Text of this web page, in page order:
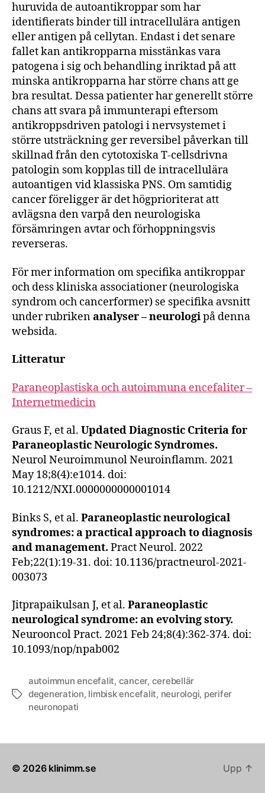
huruvida de autoantikroppar som har
identifierats binder till intracellulära antigen
eller antigen på cellytan. Endast i det senare
fallet kan antikropparna misstänkas vara
patogena i sig och behandling inriktad på att
minska antikropparna har större chans att ge
bra resultat. Dessa patienter har generellt större
chans att svara på immunterapi eftersom
antikroppsdriven patologi i nervsystemet i
större utsträckning ger reversibel påverkan till
skillnad från den cytotoxiska T-cellsdrivna
patologin som kopplas till de intracellulära
autoantigen vid klassiska PNS. Om samtidig
cancer föreligger är det högprioriterat att
avlägsna den varpå den neurologiska
försämringen avtar och förhoppningsvis
reverseras.
För mer information om specifika antikroppar
och dess kliniska associationer (neurologiska
syndrom och cancerformer) se specifika avsnitt
under rubrikenanalyser – neurologipå denna
websida.
Litteratur
Paraneoplastiska och autoimmuna encefaliter –
Internetmedicin
Graus F, et al. Updated Diagnostic Criteria for
Paraneoplastic Neurologic Syndromes.
Neurol Neuroimmunol Neuroinflamm. 2021
May 18;8(4):e1014. doi:
10.1212/NXI.0000000000001014
Binks S, et al. Paraneoplastic neurological
syndromes: a practical approach to diagnosis
and management. Pract Neurol. 2022
Feb;22(1):19-31. doi: 10.1136/practneurol-2021-
003073
Jitprapaikulsan J, et al. Paraneoplastic
neurological syndrome: an evolving story.
Neurooncol Pract. 2021 Feb 24;8(4):362-374. doi:
10.1093/nop/npab002
Etiketter
autoimmun encefalit, cancer, cerebellär
degeneration, limbisk encefalit, neurologi, perifer
neuronopati
© 2026 klinimm.se Upp ↑